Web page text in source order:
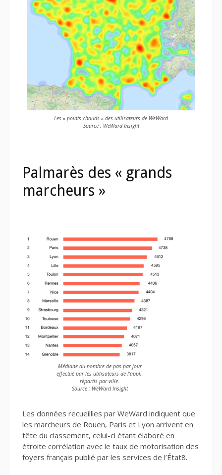
Les « points chauds » des utilisateurs de WeWard
Source : WeWard Insight
Palmarès des « grands
marcheurs »
Médiane du nombre de pas par jour
effectué par les utilisateurs de l’appli,
répartis par ville.
Source : WeWard Insight
Les données recueillies par WeWard indiquent que
les marcheurs de Rouen, Paris et Lyon arrivent en
tête du classement, celui-ci étant élaboré en
étroite corrélation avec le taux de motorisation des
foyers français publié par les services de l’État8.